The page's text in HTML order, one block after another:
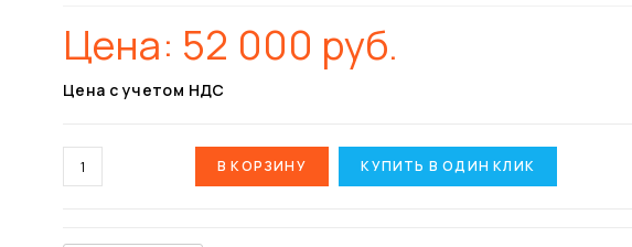
Цена: 52 000 руб.
Цена с учетом НДС
В КОРЗИНУ КУПИТЬ В ОДИН КЛИК